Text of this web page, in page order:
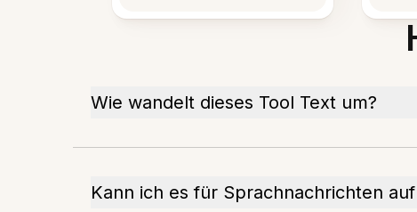
Wie wandelt dieses Tool Text um?
Kann ich es für Sprachnachrichten